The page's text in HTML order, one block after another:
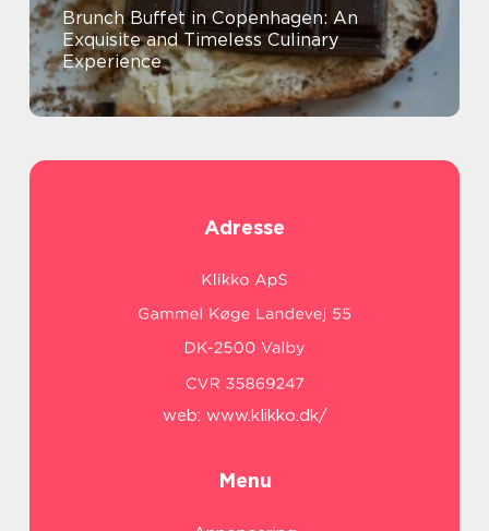
Brunch Buffet in Copenhagen: An
Exquisite and Timeless Culinary
Experience
Adresse
web: www.klikko.dk/
Menu